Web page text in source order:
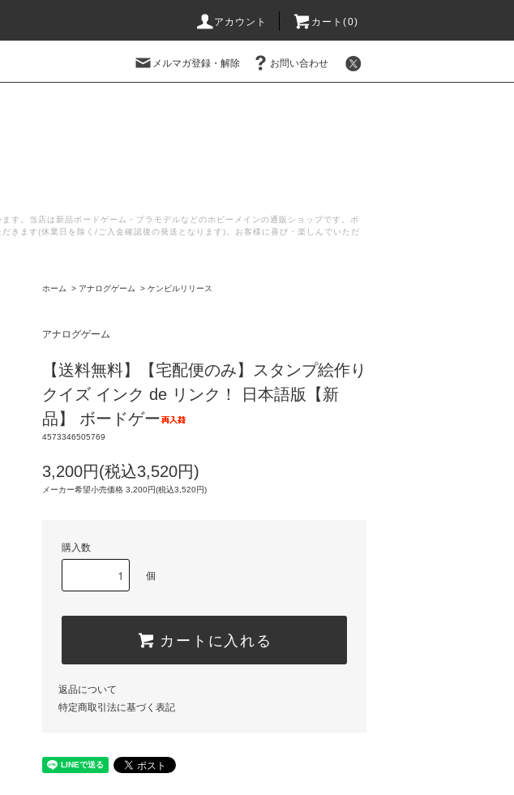
アカウント カート(0)
メルマガ登録・解除 お問い合わせ
。当店は新品ボードゲーム・プラモデルなどのホビーメインの通販ショップです。ボ
きます(休業日を除く/ご入金確認後の発送となります)。お客様に喜び・楽しんでいただ
ホーム > アナログゲーム > ケンビルリリース
アナログゲーム
【送料無料】【宅配便のみ】スタンプ絵作り
クイズ インク de リンク！ 日本語版【新
品】 ボードゲー
4573346505769
3,200円(税込3,520円)
メーカー希望小売価格 3,200円(税込3,520円)
購入数
個
カートに入れる
返品について
特定商取引法に基づく表記